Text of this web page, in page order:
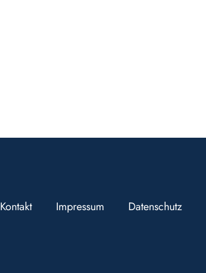
Kontakt Impressum Datenschutz